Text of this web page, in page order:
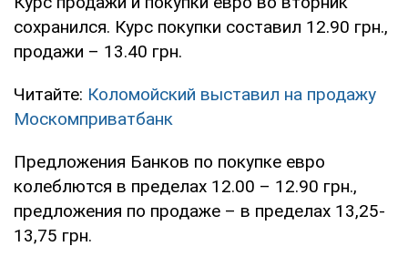
сохранился. Курс покупки составил 12.90 грн.,
продажи – 13.40 грн.
Читайте: Коломойский выставил на продажу
Москомприватбанк
Предложения Банков по покупке евро
колеблются в пределах 12.00 – 12.90 грн.,
предложения по продаже – в пределах 13,25-
13,75 грн.